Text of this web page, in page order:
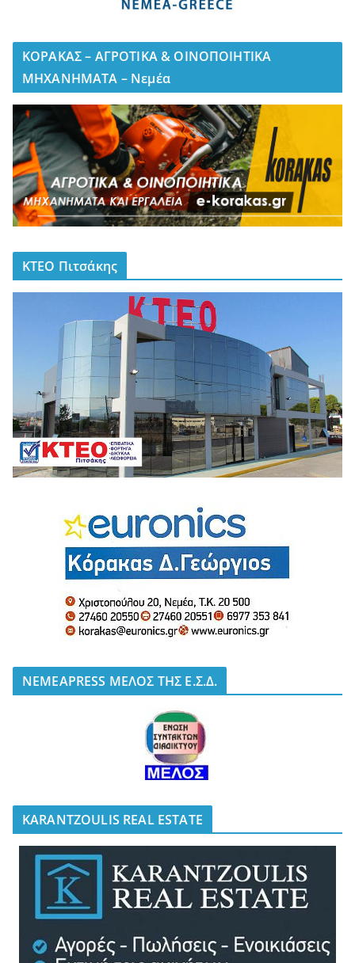
ΚΟΡΑΚΑΣ – ΑΓΡΟΤΙΚΑ & ΟΙΝΟΠΟΙΗΤΙΚΑ
ΜΗΧΑΝΗΜΑΤΑ – Νεμέα
ΚΤΕΟ Πιτσάκης
NEMEAPRESS ΜΕΛΟΣ ΤΗΣ Ε.Σ.Δ.
KARANTZOULIS REAL ESTATE